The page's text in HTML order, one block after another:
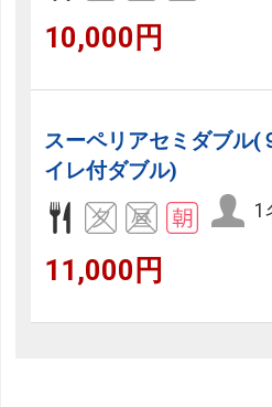
10,000円
スーペリアセミダブル(
イレ付ダブル)
1
11,000円